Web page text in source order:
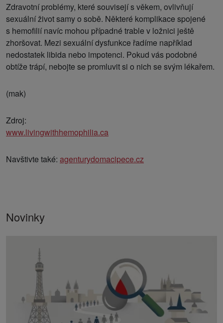
Zdravotní problémy, které souvisejí s věkem, ovlivňují
sexuální život samy o sobě. Některé komplikace spojené
s hemofilií navíc mohou případné trable v ložnici ještě
zhoršovat. Mezi sexuální dysfunkce řadíme například
nedostatek libida nebo impotenci. Pokud vás podobné
obtíže trápí, nebojte se promluvit si o nich se svým lékařem.
(mak)
Zdroj:
www.livingwithhemophilia.ca
Navštivte také: agenturydomacipece.cz
Novinky